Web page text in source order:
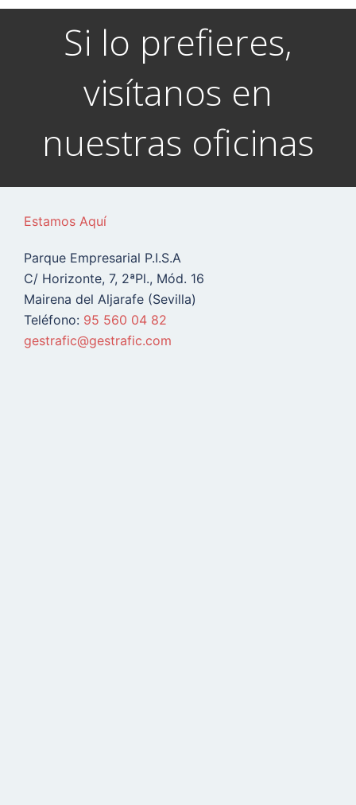
Si lo prefieres,
visítanos en
nuestras oficinas
Estamos Aquí
Parque Empresarial P.I.S.A
C/ Horizonte, 7, 2ªPl., Mód. 16
Mairena del Aljarafe (Sevilla)
Teléfono: 95 560 04 82
gestrafic@gestrafic.com